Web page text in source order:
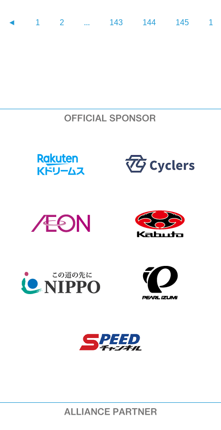
◄ 1 2 ... 143 144 145